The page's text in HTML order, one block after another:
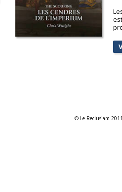
© Le Reclusiam